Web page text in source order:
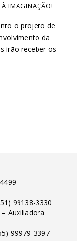
IMAGINAÇÃO!
o projeto de
da
irão receber os
99138-3330
Auxiliadora
99979-3397